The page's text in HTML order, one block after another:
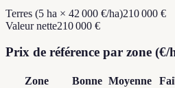
Terres (5 ha × 42 000 €/ha)210 000 €
Valeur nette210 000 €
Prix de référence par zone (€/
Zone Bonne Moyenne